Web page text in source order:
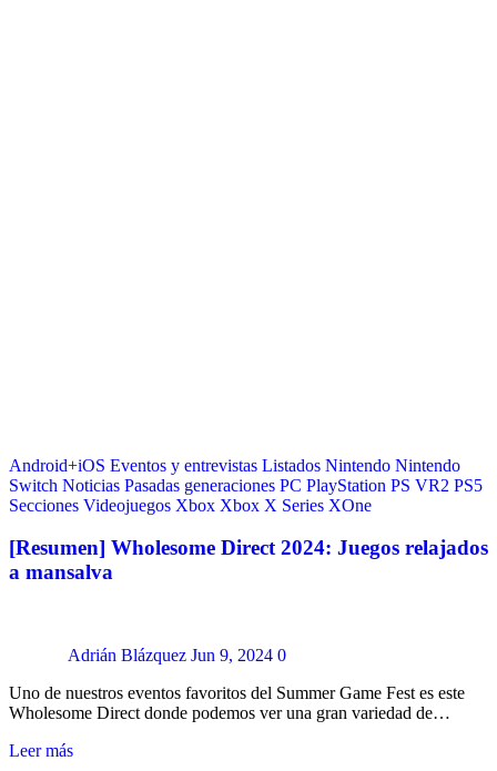
Android+iOS Eventos y entrevistas Listados Nintendo Nintendo
Switch Noticias Pasadas generaciones PC PlayStation PS VR2 PS5
Secciones Videojuegos Xbox Xbox X Series XOne
[Resumen] Wholesome Direct 2024: Juegos relajados
a mansalva
Adrián Blázquez Jun 9, 2024 0
Uno de nuestros eventos favoritos del Summer Game Fest es este
Wholesome Direct donde podemos ver una gran variedad de…
Leer más